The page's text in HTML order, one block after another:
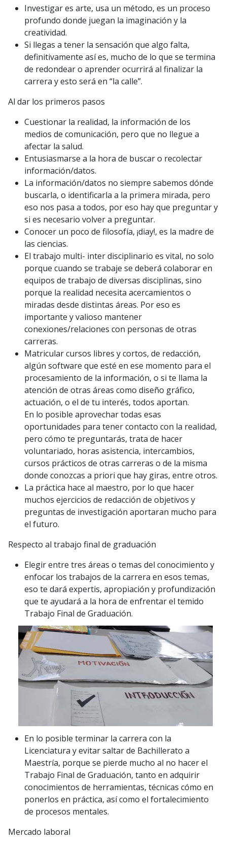
Investigar es arte, usa un método, es un proceso
profundo donde juegan la imaginación y la
creatividad.
Si llegas a tener la sensación que algo falta,
definitivamente así es, mucho de lo que se termina
de redondear o aprender ocurrirá al finalizar la
carrera y esto será en “la calle”.
Al dar los primeros pasos
Cuestionar la realidad, la información de los
medios de comunicación, pero que no llegue a
afectar la salud.
Entusiasmarse a la hora de buscar o recolectar
información/datos.
La información/datos no siempre sabemos dónde
buscarla, o identificarla a la primera mirada, pero
eso nos pasa a todos, por eso hay que preguntar y
si es necesario volver a preguntar.
Conocer un poco de filosofía, ¡diay!, es la madre de
las ciencias.
El trabajo multi- inter disciplinario es vital, no solo
porque cuando se trabaje se deberá colaborar en
equipos de trabajo de diversas disciplinas, sino
porque la realidad necesita acercamientos o
miradas desde distintas áreas. Por eso es
importante y valioso mantener
conexiones/relaciones con personas de otras
carreras.
Matricular cursos libres y cortos, de redacción,
algún software que esté en ese momento para el
procesamiento de la información, o si te llama la
atención de otras áreas como diseño gráfico,
actuación, o el de tu interés, todos aportan.
En lo posible aprovechar todas esas
oportunidades para tener contacto con la realidad,
pero cómo te preguntarás, trata de hacer
voluntariado, horas asistencia, intercambios,
cursos prácticos de otras carreras o de la misma
donde conozcas a priori que hay giras, entre otros.
La práctica hace al maestro, por lo que hacer
muchos ejercicios de redacción de objetivos y
preguntas de investigación aportaran mucho para
el futuro.
Respecto al trabajo final de graduación
Elegir entre tres áreas o temas del conocimiento y
enfocar los trabajos de la carrera en esos temas,
eso te dará expertis, apropiación y profundización
que te ayudará a la hora de enfrentar el temido
Trabajo Final de Graduación.
En lo posible terminar la carrera con la
Licenciatura y evitar saltar de Bachillerato a
Maestría, porque se pierde mucho al no hacer el
Trabajo Final de Graduación, tanto en adquirir
conocimientos de herramientas, técnicas cómo en
ponerlos en práctica, así como el fortalecimiento
de procesos mentales.
Mercado laboral